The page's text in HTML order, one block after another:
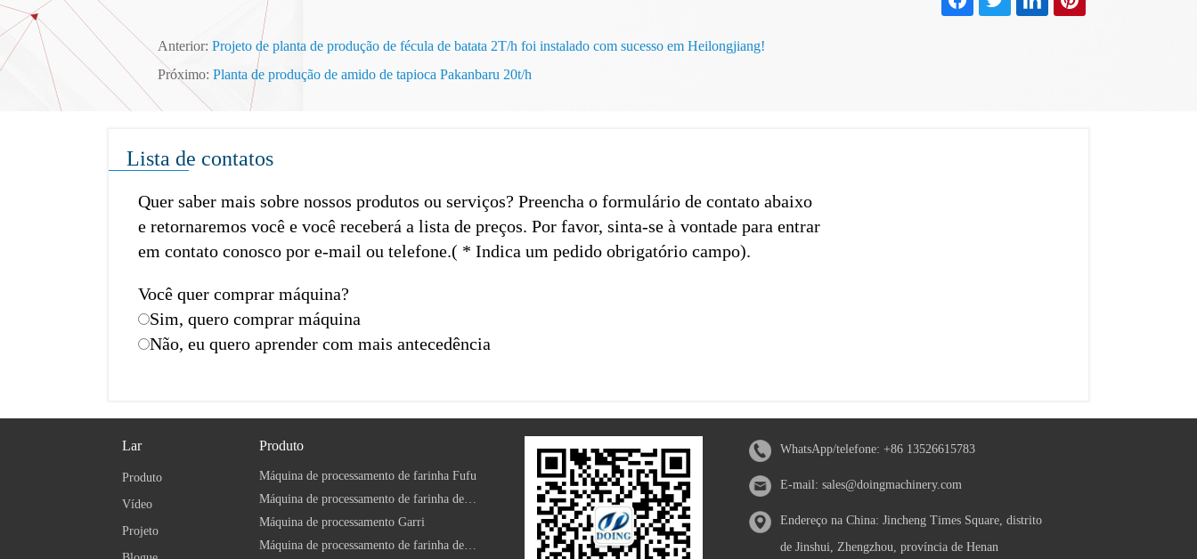
Anterior: Projeto de planta de produção de fécula de batata 2T/h foi instalado com sucesso em Heilongjiang!
Próximo: Planta de produção de amido de tapioca Pakanbaru 20t/h
Lista de contatos
Quer saber mais sobre nossos produtos ou serviços? Preencha o formulário de contato abaixo
e retornaremos você e você receberá a lista de preços. Por favor, sinta-se à vontade para entrar
em contato conosco por e-mail ou telefone.( * Indica um pedido obrigatório campo).
Você quer comprar máquina?
Sim, quero comprar máquina
Não, eu quero aprender com mais antecedência
Lar
Produto
Vídeo
Projeto
Produto
Máquina de processamento de farinha Fufu
Máquina de processamento de farinha de mandioca modificada
Máquina de processamento Garri
Máquina de processamento de farinha de mandioca
WhatsApp/telefone: +86 13526615783
E-mail: sales@doingmachinery.com
Endereço na China: Jincheng Times Square, distrito
de Jinshui, Zhengzhou, província de Henan